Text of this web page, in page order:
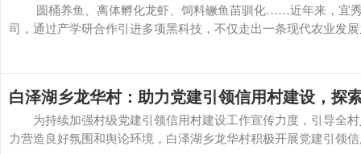
圆桶养鱼、离体孵化龙虾、饲料鳜鱼苗驯化……近年来，宜秀
司，通过产学研合作引进多项黑科技，不仅走出一条现代农业
白泽湖乡龙华村：助力党建引领信用村建设，探
为持续加强村级党建引领信用村建设工作宣传力度，引导全村
力营造良好氛围和舆论环境，白泽湖乡龙华村积极开展党建引领